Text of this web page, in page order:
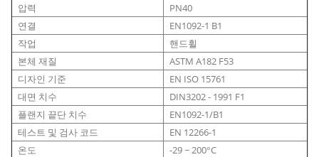
압력
PN40
연결
EN1092-1 B1
작업
핸드휠
본체 재질
ASTM A182 F53
디자인 기준
EN ISO 15761
대면 치수
DIN3202 - 1991 F1
플랜지 끝단 치수
EN1092-1/B1
테스트 및 검사 코드
EN 12266-1
온도
-29 ~ 200°C